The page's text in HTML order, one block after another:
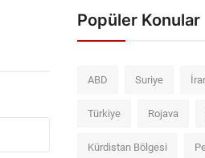
Popüler Konular
ABD Suriye
Türkiye Rojava
Kürdistan Bölgesi